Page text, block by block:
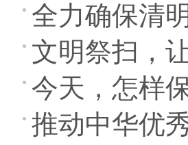
全力确保清
文明祭扫，
今天，怎样
推动中华优